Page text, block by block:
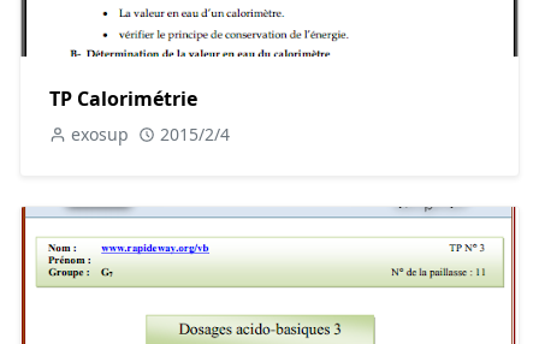
TP Calorimétrie
exosup 2015/2/4